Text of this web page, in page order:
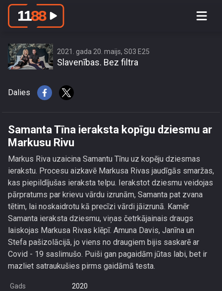
Samanta Tīna ieraksta kopīgu
2021. gada 20. maijs, S03 E25
Slavenības. Bez filtra
Dalies
Samanta Tīna ieraksta kopīgu dziesmu ar
Markusu Rivu
Markus Riva uzaicina Samantu Tīnu uz kopēju dziesmas
ierakstu. Procesu aizkavē Markusa Rivas jaudīgās smaržas,
kas piepildījušas ieraksta telpu. Ierakstot dziesmu veidojas
pārpratums par krievu vārdu izrunām, Samanta pat zvana
tētim, lai noskaidrotu kā precīzi vārdi jāizrunā. Kamēr
Samanta ieraksta dziesmu, viņas četrkājainais draugs
laiskojas Markusa Rivas klēpī. Amuna Davis, Janīna un
Stefa pašizolācijā, jo viens no draugiem bijis saskarē ar
Covid - 19 saslimušo. Puiši gan pagaidām jūtas labi, bet ir
mazliet satraukušies pirms gaidāmā testa.
Gads 2020